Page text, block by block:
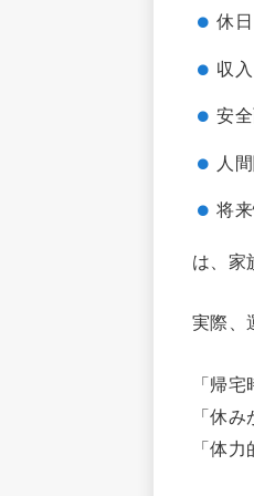
休日
収入
安
人
将
は、家
実際、
「帰
「休
「体